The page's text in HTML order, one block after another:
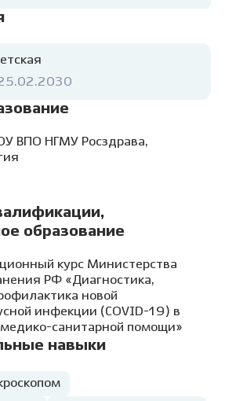
люблю
развиваться, получать
знания: как в детской
для меня —
эмоции ребёнка после
приёма!
ВПО НГМУ Росздрава,
образование
курс Министерства
РФ «Диагностика,
новой
инфекции (COVID-19) в
санитарной помощи»
навыки